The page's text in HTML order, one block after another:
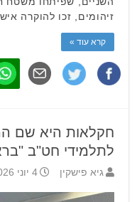
זיהומים, זכו להוקרה
קרא עוד »
חקלאות היא שם
לתלמידי חט"ב
גיא פישקין 4 יוני 2026 14:26